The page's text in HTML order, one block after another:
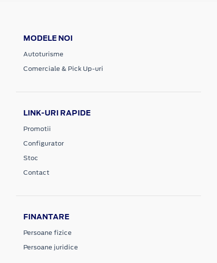
MODELE NOI
Autoturisme
Comerciale & Pick Up-uri
LINK-URI RAPIDE
Promotii
Configurator
Stoc
Contact
FINANTARE
Persoane fizice
Persoane juridice